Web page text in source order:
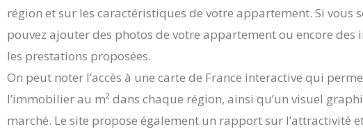
région et sur les caractéristiques de votre appartement. Si vous
pouvez ajouter des photos de votre appartement ou encore
les prestations proposées.
On peut noter l’accès à une carte de France interactive qui
l’immobilier au m² dans chaque région, ainsi qu’un visuel
marché. Le site propose également un rapport sur l’attractivité